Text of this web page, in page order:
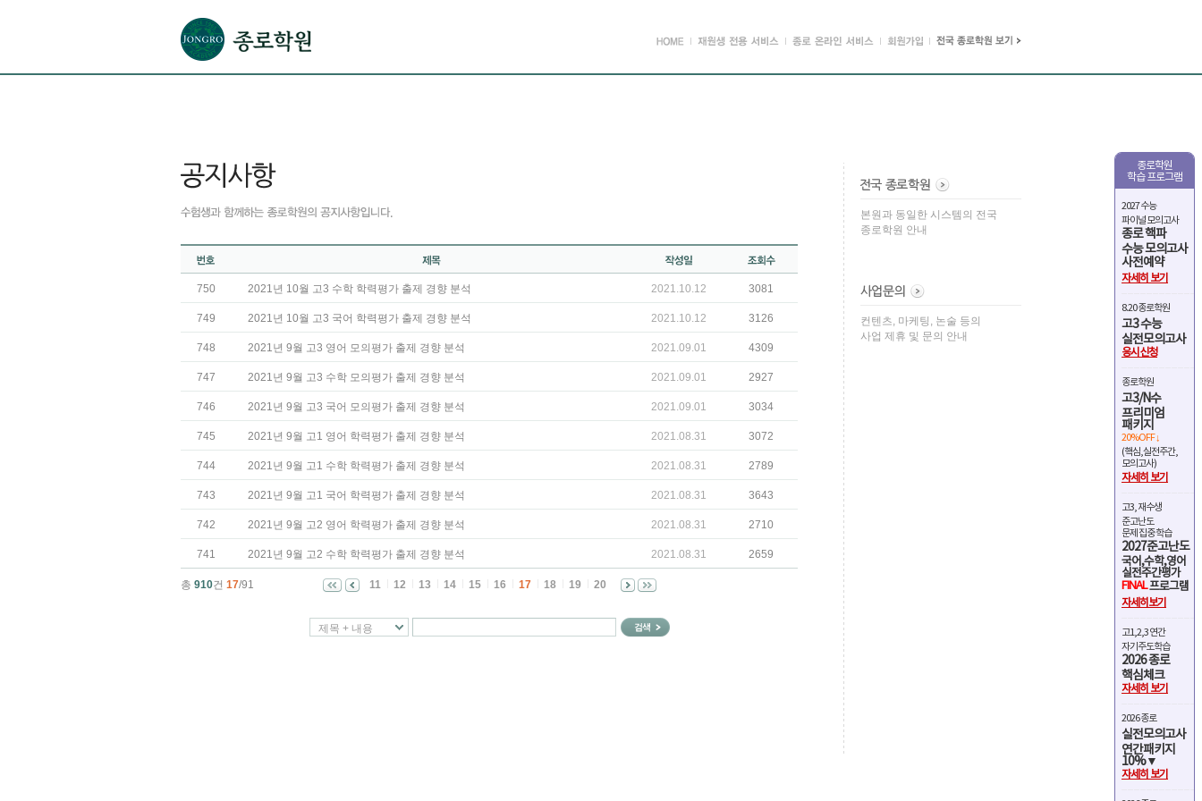
종로학원
학습 프로그램
2027 수능
파이널 모의고사
종로 핵파
수능 모의고사
사전예약
자세히 보기
8.20 종로학원
고3 수능
실전모의고사
응시신청
종로학원
고3/N수
프리미엄
패키지
20%OFF ↓
(핵심,실전주간,
모의고사)
자세히 보기
고3, 재수생
준고난도
문제 집중 학습
2027준고난도
국어,수학,영어
실전주간평가
FINAL프로그램
자세히보기
고1,2,3 연간
자기주도학습
2026 종로
핵심체크
자세히 보기
2026 종로
실전모의고사
연간패키지
10%▼
자세히 보기
750 2021년 10월 고3 수학 학력평가 출제 경향 분석 2021.10.12 3081
749 2021년 10월 고3 국어 학력평가 출제 경향 분석 2021.10.12 3126
748 2021년 9월 고3 영어 모의평가 출제 경향 분석 2021.09.01 4309
747 2021년 9월 고3 수학 모의평가 출제 경향 분석 2021.09.01 2927
746 2021년 9월 고3 국어 모의평가 출제 경향 분석 2021.09.01 3034
745 2021년 9월 고1 영어 학력평가 출제 경향 분석 2021.08.31 3072
744 2021년 9월 고1 수학 학력평가 출제 경향 분석 2021.08.31 2789
743 2021년 9월 고1 국어 학력평가 출제 경향 분석 2021.08.31 3643
742 2021년 9월 고2 영어 학력평가 출제 경향 분석 2021.08.31 2710
741 2021년 9월 고2 수학 학력평가 출제 경향 분석 2021.08.31 2659
총 910건 17/91 11 12 13 14 15 16 17 18 19 20
제목 + 내용
본원과 동일한 시스템의 전국
종로학원 안내
컨텐츠, 마케팅, 논술 등의
사업 제휴 및 문의 안내